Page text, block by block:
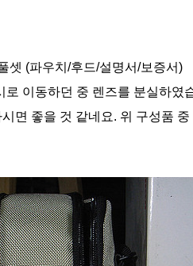
셋 (파우치/후드/설명서/보증서)
이동하던 중 렌즈를 분실하였
면 좋을 것 같네요. 위 구성품